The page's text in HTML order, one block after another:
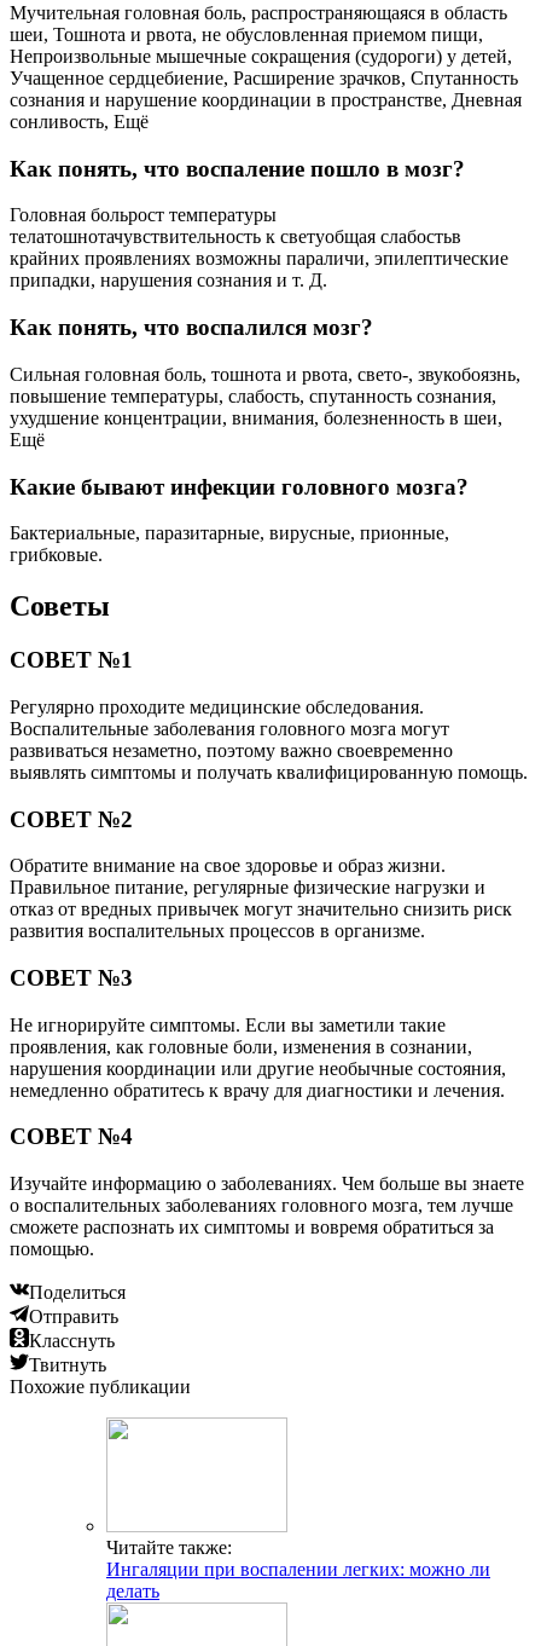
Мучительная головная боль, распространяющаяся в область
шеи, Тошнота и рвота, не обусловленная приемом пищи,
Непроизвольные мышечные сокращения (судороги) у детей,
Учащенное сердцебиение, Расширение зрачков, Спутанность
сознания и нарушение координации в пространстве, Дневная
сонливость, Ещё
Как понять, что воспаление пошло в мозг?
Головная больрост температуры
телатошнотачувствительность к светуобщая слабостьв
крайних проявлениях возможны параличи, эпилептические
припадки, нарушения сознания и т. Д.
Как понять, что воспалился мозг?
Сильная головная боль, тошнота и рвота, свето-, звукобоязнь,
повышение температуры, слабость, спутанность сознания,
ухудшение концентрации, внимания, болезненность в шеи,
Ещё
Какие бывают инфекции головного мозга?
Бактериальные, паразитарные, вирусные, прионные,
грибковые.
Советы
СОВЕТ №1
Регулярно проходите медицинские обследования.
Воспалительные заболевания головного мозга могут
развиваться незаметно, поэтому важно своевременно
выявлять симптомы и получать квалифицированную помощь.
СОВЕТ №2
Обратите внимание на свое здоровье и образ жизни.
Правильное питание, регулярные физические нагрузки и
отказ от вредных привычек могут значительно снизить риск
развития воспалительных процессов в организме.
СОВЕТ №3
Не игнорируйте симптомы. Если вы заметили такие
проявления, как головные боли, изменения в сознании,
нарушения координации или другие необычные состояния,
немедленно обратитесь к врачу для диагностики и лечения.
СОВЕТ №4
Изучайте информацию о заболеваниях. Чем больше вы знаете
о воспалительных заболеваниях головного мозга, тем лучше
сможете распознать их симптомы и вовремя обратиться за
помощью.
Поделиться
Отправить
Класснуть
Твитнуть
Похожие публикации
Читайте также:
Ингаляции при воспалении легких: можно ли
делать